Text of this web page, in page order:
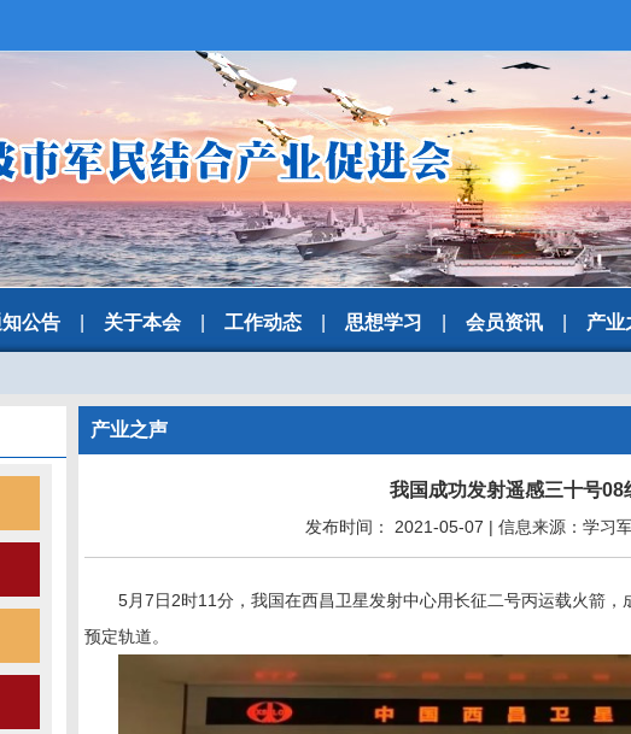
公告 关于本会 工作动态 思想学习 会员资讯 产业
产业之声
我国成功发射遥感三十号08
发布时间： 2021-05-07 | 信息来源：学习
5月7日2时11分，我国在西昌卫星发射中心用长征二号丙运载火箭，
预定轨道。